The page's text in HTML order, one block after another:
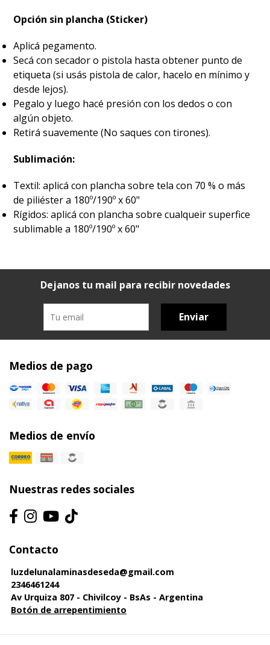
Opción sin plancha (Sticker)
Aplicá pegamento.
Secá con secador o pistola hasta obtener punto de
etiqueta (si usás pistola de calor, hacelo en mínimo y
desde lejos).
Pegalo y luego hacé presión con los dedos o con
algún objeto.
Retirá suavemente (No saques con tirones).
Sublimación:
Textil: aplicá con plancha sobre tela con 70 % o más
de piliéster a 180º/190º x 60"
Rígidos: aplicá con plancha sobre cualqueir superfice
sublimable a 180º/190º x 60"
Dejanos tu mail para recibir novedades
Enviar
Medios de pago
Medios de envío
Nuestras redes sociales
Contacto
luzdelunalaminasdeseda@gmail.com
2346461244
Av Urquiza 807 - Chivilcoy - BsAs - Argentina
Botón de arrepentimiento